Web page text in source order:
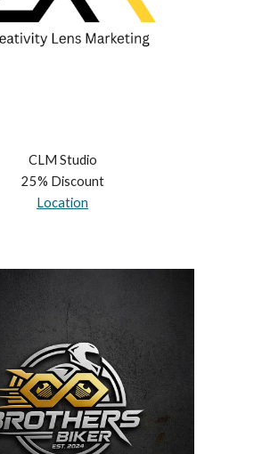
CLM Studio
25% Discount
Location